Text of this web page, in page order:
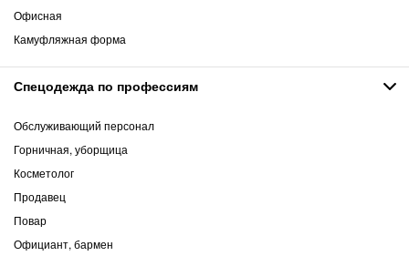
Офисная
Камуфляжная форма
Спецодежда по профессиям
Обслуживающий персонал
Горничная, уборщица
Косметолог
Продавец
Повар
Официант, бармен